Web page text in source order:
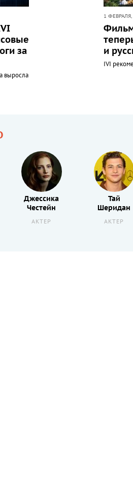
за
выросла
1 ФЕВРАЛЯ,
и
IVI
Джессика
Честейн
АКТЕР
Тай
Шеридан
АКТЕР